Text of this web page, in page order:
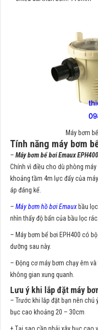
Máy bơm
Tính năng máy bơm
– Máy bơm bể bơi Emaux EPH400
Chính vì điều cho dù phòng
khoảng tầm 4m lực đẩy của
áp đáng kể.
– Máy bơm hồ bơi Emaux bầu
nhìn thấy độ bẩn của bầu lọc rác.
– Máy bơm bể bơi EPH400 có
dưỡng sau này.
– Động cơ máy bơm chạy êm
không gian xung quanh.
Lưu ý khi lắp đặt máy
– Trước khi lắp đặt bạn nên
bục cao khoảng 20 – 30cm